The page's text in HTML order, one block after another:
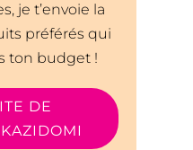
je t’envoie la
préférés qui
ton budget !
DE